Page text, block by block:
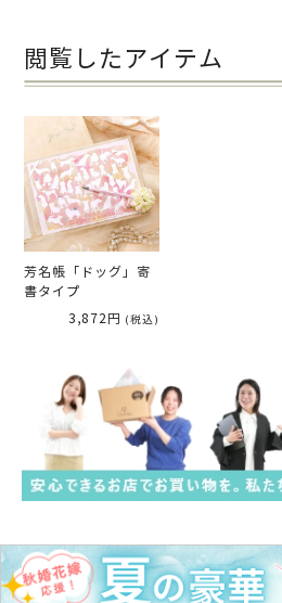
閲覧したアイテム
芳名帳「ドッグ」寄
書タイプ
3,872円 (税込)